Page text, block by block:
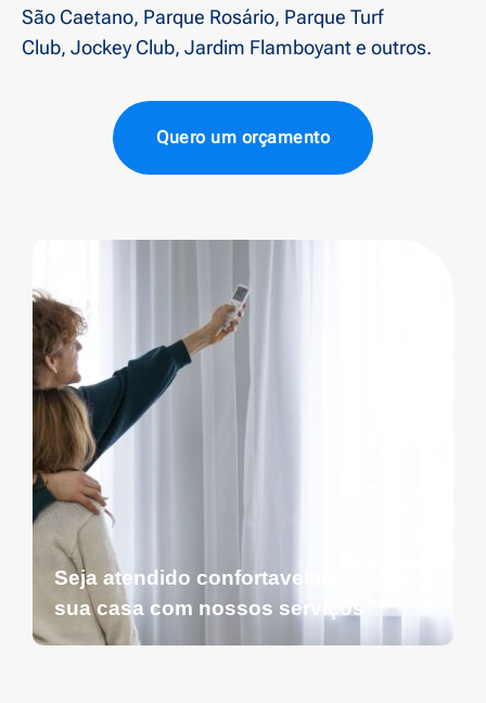
São Caetano, Parque Rosário, Parque Turf
Club, Jockey Club, Jardim Flamboyant e outros.
Quero um orçamento
Seja atendido confortavelmente em
sua casa com nossos serviços